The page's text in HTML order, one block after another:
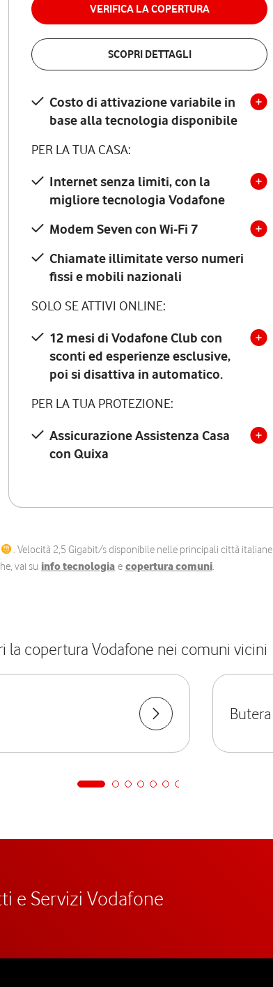
VERIFICA LA COPERTURA
SCOPRI DETTAGLI
Costo di attivazione variabile in
base alla tecnologia disponibile
PER LA TUA CASA:
Internet senza limiti, con la
migliore tecnologia Vodafone
Modem Seven con Wi-Fi 7
Chiamate illimitate verso numeri
fissi e mobili nazionali
SOLO SE ATTIVI ONLINE:
12 mesi di Vodafone Club con
sconti ed esperienze esclusive,
poi si disattiva in automatico.
PER LA TUA PROTEZIONE:
Assicurazione Assistenza Casa
con Quixa
. Velocità 2,5 Gigabit/s disponibile nelle principali città
vai su info tecnologia e copertura comuni.
la copertura Vodafone nei comuni vicini
Butera
e Servizi Vodafone